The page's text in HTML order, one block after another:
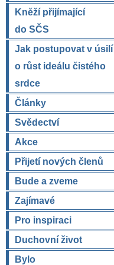
Kněží přijímající
do SČS
Jak postupovat v úsilí
o růst ideálu čistého
srdce
Články
Svědectví
Akce
Přijetí nových členů
Bude a zveme
Zajímavé
Pro inspiraci
Duchovní život
Bylo